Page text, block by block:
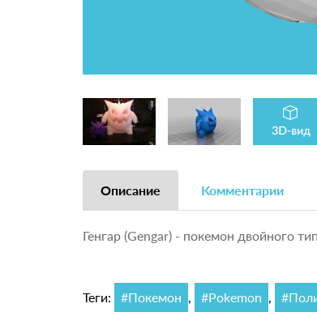
Описание Комментарии
Генгар (Gengar) - покемон двойного
Теги: #Покемон , #Pokemon ,